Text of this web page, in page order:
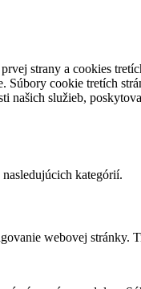
strany a cookies
cookie tretích
našich služieb,
kategórií.
webovej